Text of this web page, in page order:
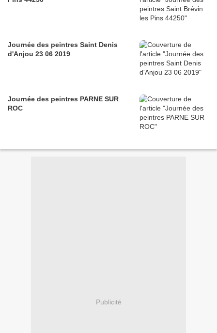
Journée des peintres Saint Denis
d'Anjou 23 06 2019
Journée des peintres PARNE SUR
ROC
Publicité